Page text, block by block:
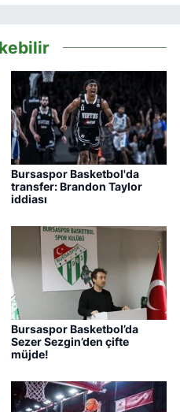
Bursaspor Basketbol'da
transfer: Brandon Taylor
iddiası
Bursaspor Basketbol’da
Sezer Sezgin’den çifte
müjde!